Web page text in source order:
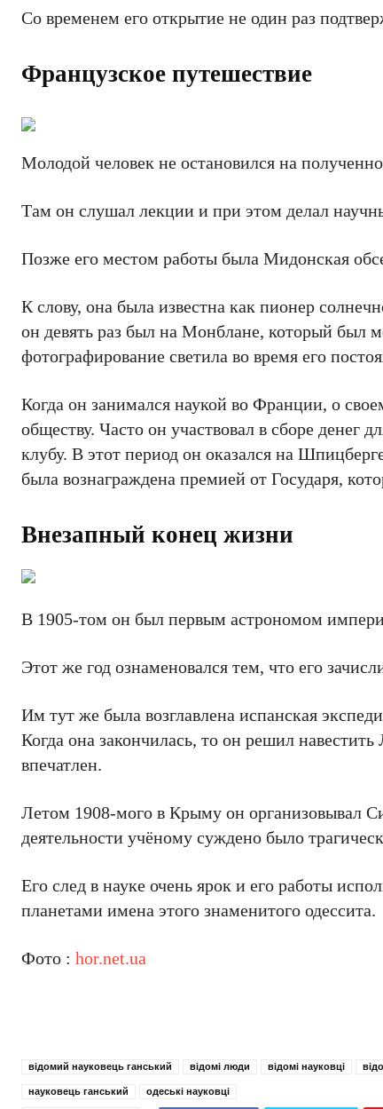
Со временем его открытие не один раз
Французское путешествие
Молодой человек не остановился на
Там он слушал лекции и при этом делал
Позже его местом работы была Мидонская
К слову, она была известна как пионер
он девять раз был на Монблане, который был
фотографирование светила во время его
Когда он занимался наукой во Франции, о
обществу. Часто он участвовал в сборе денег
клубу. В этот период он оказался на
была вознаграждена премией от Государя,
Внезапный конец жизни
В 1905-том он был первым астрономом
Этот же год ознаменовался тем, что его
Им тут же была возглавлена испанская
Когда она закончилась, то он решил
впечатлен.
Летом 1908-мого в Крыму он организовывал
деятельности учёному суждено было
Его след в науке очень ярок и его работы
планетами имена этого знаменитого одессита.
Фото : hor.net.ua
відомий науковець ганський відомі люди відомі науковці
науковець ганський одеські науковці